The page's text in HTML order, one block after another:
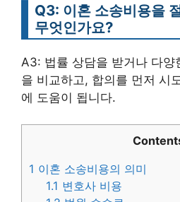
Q3: 이혼 소송비용을
무엇인가요?
A3: 법률 상담을 받거나 다양
을 비교하고, 합의를 먼저 시
에 도움이 됩니다.
1 이혼 소송비용의 의미
1.1 변호사 비용